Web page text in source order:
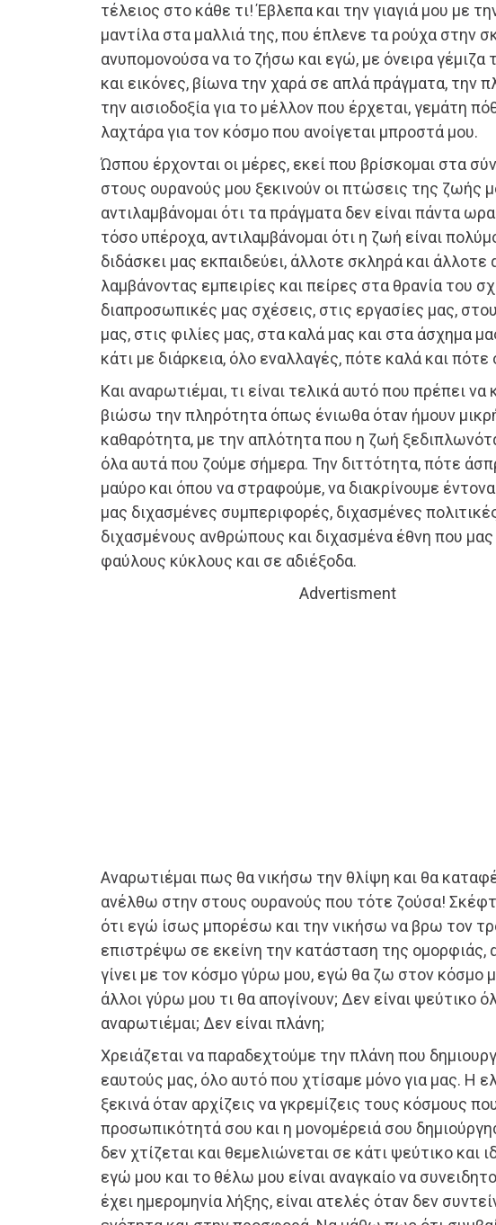
τέλειος στο κάθε τι! Έβλεπα και την γιαγιά μου με
μαντίλα στα μαλλιά της, που έπλενε τα ρούχα στην
ανυπομονούσα να το ζήσω και εγώ, με όνειρα γέμιζα
και εικόνες, βίωνα την χαρά σε απλά πράγματα, την
την αισιοδοξία για το μέλλον που έρχεται, γεμάτη
λαχτάρα για τον κόσμο που ανοίγεται μπροστά μου.
Ώσπου έρχονται οι μέρες, εκεί που βρίσκομαι στα
στους ουρανούς μου ξεκινούν οι πτώσεις της ζωής
αντιλαμβάνομαι ότι τα πράγματα δεν είναι πάντα
τόσο υπέροχα, αντιλαμβάνομαι ότι η ζωή είναι
διδάσκει μας εκπαιδεύει, άλλοτε σκληρά και άλλοτε
λαμβάνοντας εμπειρίες και πείρες στα θρανία του
διαπροσωπικές μας σχέσεις, στις εργασίες μας,
μας, στις φιλίες μας, στα καλά μας και στα άσχημα
κάτι με διάρκεια, όλο εναλλαγές, πότε καλά και πότε
Και αναρωτιέμαι, τι είναι τελικά αυτό που πρέπει να
βιώσω την πληρότητα όπως ένιωθα όταν ήμουν
καθαρότητα, με την απλότητα που η ζωή
όλα αυτά που ζούμε σήμερα. Την διττότητα, πότε
μαύρο και όπου να στραφούμε, να διακρίνουμε
μας διχασμένες συμπεριφορές, διχασμένες
διχασμένους ανθρώπους και διχασμένα έθνη που
φαύλους κύκλους και σε αδιέξοδα.
Advertisment
Αναρωτιέμαι πως θα νικήσω την θλίψη και θα
ανέλθω στην στους ουρανούς που τότε ζούσα!
ότι εγώ ίσως μπορέσω και την νικήσω να βρω τον
επιστρέψω σε εκείνη την κατάσταση της ομορφιάς,
γίνει με τον κόσμο γύρω μου, εγώ θα ζω στον κόσμο
άλλοι γύρω μου τι θα απογίνουν; Δεν είναι ψεύτικο
αναρωτιέμαι; Δεν είναι πλάνη;
Χρειάζεται να παραδεχτούμε την πλάνη που
εαυτούς μας, όλο αυτό που χτίσαμε μόνο για μας. Η
ξεκινά όταν αρχίζεις να γκρεμίζεις τους κόσμους
προσωπικότητά σου και η μονομέρειά σου
δεν χτίζεται και θεμελιώνεται σε κάτι ψεύτικο και
εγώ μου και το θέλω μου είναι αναγκαίο να
έχει ημερομηνία λήξης, είναι ατελές όταν δεν